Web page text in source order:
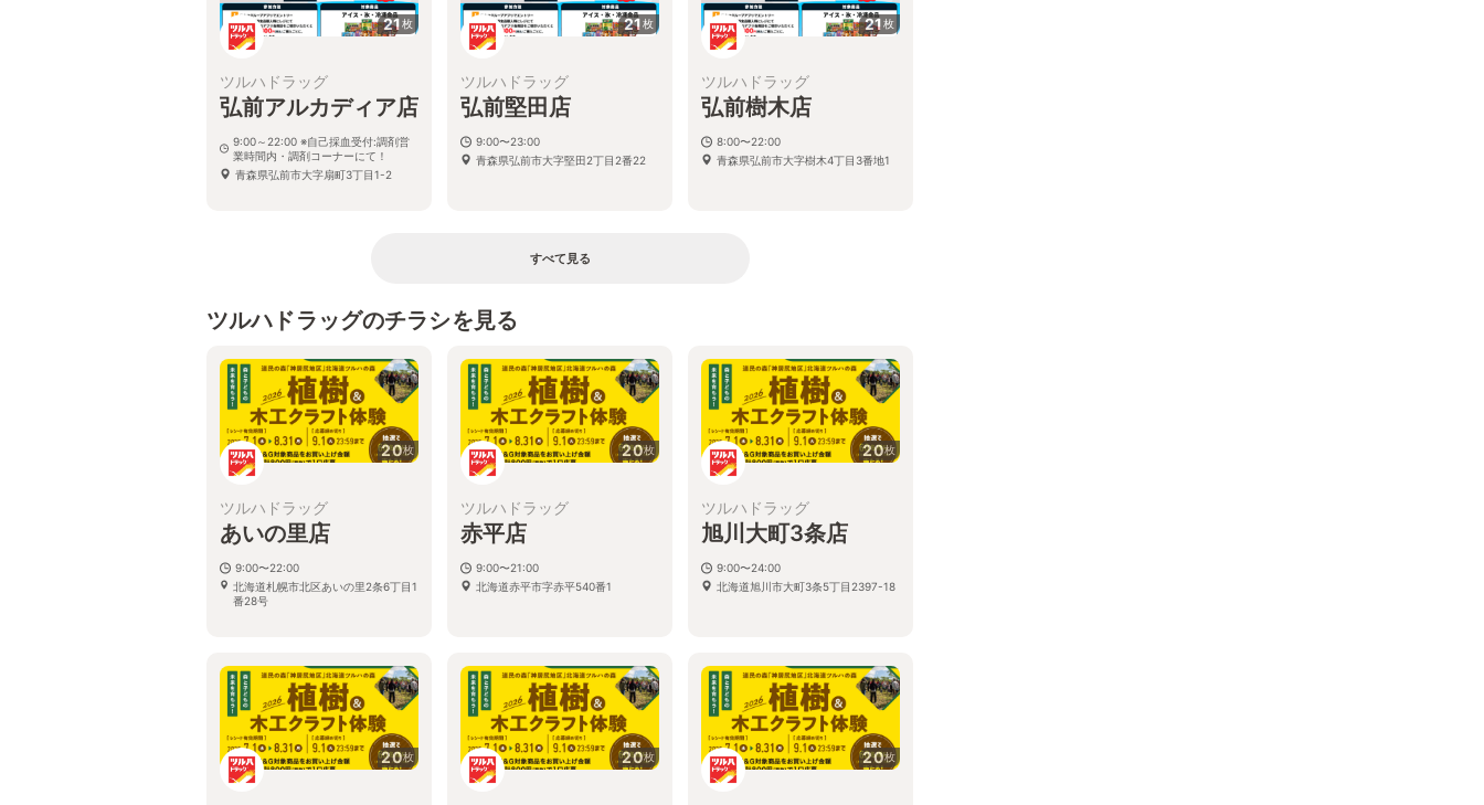
21枚
ツルハドラッグ
弘前アルカディア店
9:00～22:00 ※自己採血受付:調剤営
業時間内・調剤コーナーにて！
青森県弘前市大字扇町3丁目1-2
21枚
ツルハドラッグ
弘前堅田店
9:00〜23:00
青森県弘前市大字堅田2丁目2番22
21枚
ツルハドラッグ
弘前樹木店
8:00〜22:00
青森県弘前市大字樹木4丁目3番地1
すべて見る
ツルハドラッグのチラシを見る
20枚
ツルハドラッグ
あいの里店
9:00〜22:00
北海道札幌市北区あいの里2条6丁目1
番28号
20枚
ツルハドラッグ
赤平店
9:00〜21:00
北海道赤平市字赤平540番1
20枚
ツルハドラッグ
旭川大町3条店
9:00〜24:00
北海道旭川市大町3条5丁目2397-18
20枚 20枚 20枚